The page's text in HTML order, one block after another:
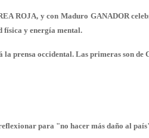
ROJA, y con Maduro GANADOR
física y energía mental.
la prensa occidental. Las primeras son de
para "no hacer más daño al